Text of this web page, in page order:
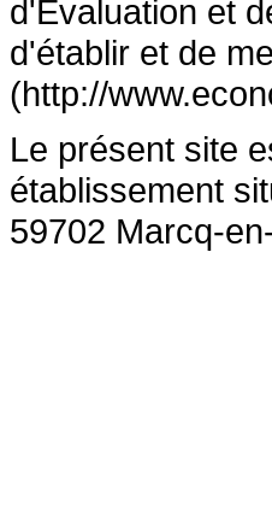
d'Evaluation et
d'établir et de
(http://
Le présent site
établissement
59702 Marcq-